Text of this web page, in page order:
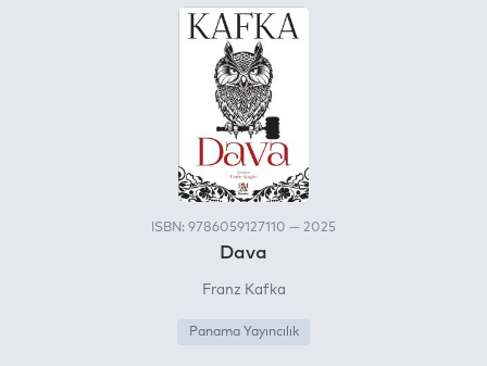
ISBN: 9786059127110 — 2025
Dava
Franz Kafka
Panama Yayıncılık